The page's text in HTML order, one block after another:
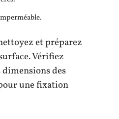
et préparez
Vérifiez
des
une fixation